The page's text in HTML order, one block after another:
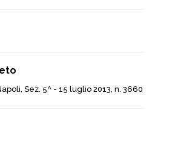
Sez. 5^ - 15 luglio 2013, n. 3660